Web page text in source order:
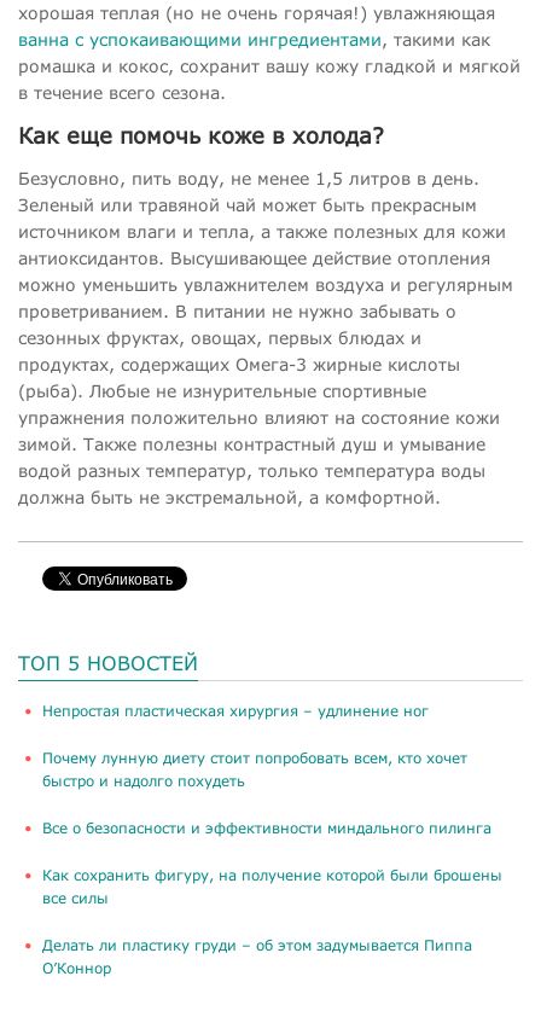
хорошая теплая (но не очень горячая!) увлажняющая
ванна с успокаивающими ингредиентами, такими как
ромашка и кокос, сохранит вашу кожу гладкой и мягкой
в течение всего сезона.
Как еще помочь коже в холода?
Безусловно, пить воду, не менее 1,5 литров в день.
Зеленый или травяной чай может быть прекрасным
источником влаги и тепла, а также полезных для кожи
антиоксидантов. Высушивающее действие отопления
можно уменьшить увлажнителем воздуха и регулярным
проветриванием. В питании не нужно забывать о
сезонных фруктах, овощах, первых блюдах и
продуктах, содержащих Омега-3 жирные кислоты
(рыба). Любые не изнурительные спортивные
упражнения положительно влияют на состояние кожи
зимой. Также полезны контрастный душ и умывание
водой разных температур, только температура воды
должна быть не экстремальной, а комфортной.
ТОП 5 НОВОСТЕЙ
​Непростая пластическая хирургия – удлинение ног
Почему лунную диету стоит попробовать всем, кто хочет
быстро и надолго похудеть
Все о безопасности и эффективности миндального пилинга
Как сохранить фигуру, на получение которой были брошены
все силы
Делать ли пластику груди – об этом задумывается Пиппа
О’Коннор